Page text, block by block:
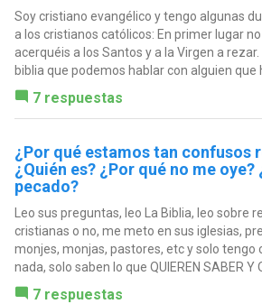
Soy cristiano evangélico y tengo algunas
a los cristianos católicos: En primer lugar
acerquéis a los Santos y a la Virgen a
biblia que podemos hablar con alguien que
7 respuestas
¿Por qué estamos tan confusos
¿Quién es? ¿Por qué no me oye?
pecado?
Leo sus preguntas, leo La Biblia, leo sobre
cristianas o no, me meto en sus iglesias,
monjes, monjas, pastores, etc y solo tengo
nada, solo saben lo que QUIEREN SABER Y
7 respuestas